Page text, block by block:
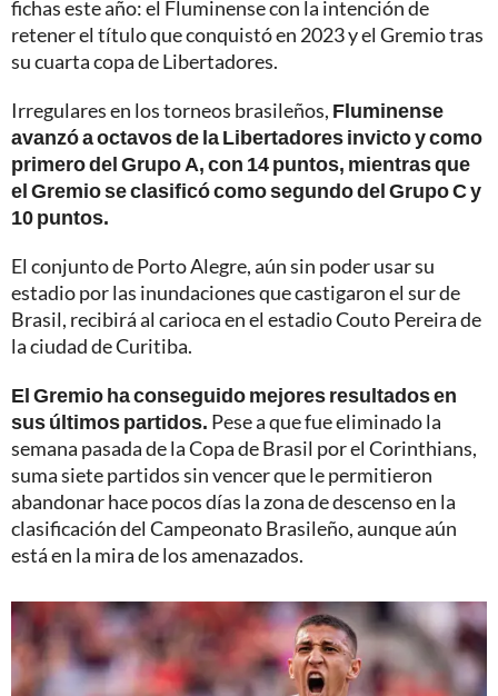
fichas este año: el Fluminense con la intención de
retener el título que conquistó en 2023 y el Gremio tras
su cuarta copa de Libertadores.
Irregulares en los torneos brasileños, Fluminense
avanzó a octavos de la Libertadores invicto y como
primero del Grupo A, con 14 puntos, mientras que
el Gremio se clasificó como segundo del Grupo C y
10 puntos.
El conjunto de Porto Alegre, aún sin poder usar su
estadio por las inundaciones que castigaron el sur de
Brasil, recibirá al carioca en el estadio Couto Pereira de
la ciudad de Curitiba.
El Gremio ha conseguido mejores resultados en
sus últimos partidos. Pese a que fue eliminado la
semana pasada de la Copa de Brasil por el Corinthians,
suma siete partidos sin vencer que le permitieron
abandonar hace pocos días la zona de descenso en la
clasificación del Campeonato Brasileño, aunque aún
está en la mira de los amenazados.